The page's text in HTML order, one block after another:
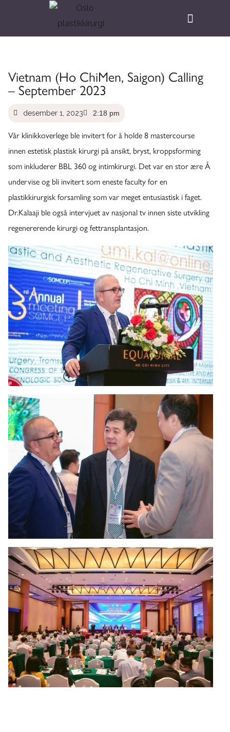
Vietnam (Ho ChiMen, Saigon) Calling
– September 2023
desember 1, 2023 2:18 pm
Vår klinikkoverlege ble invitert for å holde 8 mastercourse
innen estetisk plastisk kirurgi på ansikt, bryst, kroppsforming
som inkluderer BBL 360 og intimkirurgi. Det var en stor ære Å
undervise og bli invitert som eneste faculty for en
plastikkirurgisk forsamling som var meget entusiastisk i faget.
Dr.Kalaaji ble også intervjuet av nasjonal tv innen siste utvikling
regenererende kirurgi og fettransplantasjon.